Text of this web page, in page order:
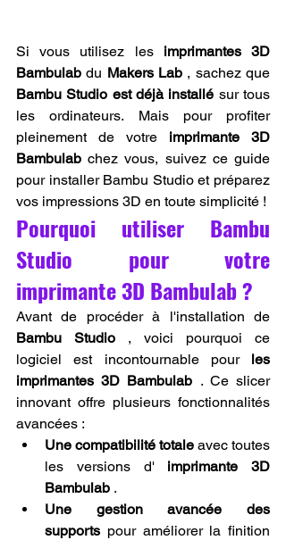
Si vous utilisez les imprimantes 3D
Bambulab du Makers Lab
Bambu Studio est déjà installé sur tous
les ordinateurs. Mais pour profiter
pleinement de votre imprimante 3D
Bambulab chez vous, suivez ce guide
pour installer Bambu Studio et préparez
vos impressions 3D en toute simplicité !
Pourquoi utiliser Bambu
Studio pour votre
imprimante 3D Bambulab ?
Bambu Studio , voici pourquoi ce
logiciel est incontournable pour les
imprimantes 3D Bambulab . Ce slicer
innovant offre plusieurs fonctionnalités
avancées :
Une compatibilité totale avec toutes
les versions d' imprimante 3D
Bambulab .
Une gestion avancée des
supports pour améliorer la finition